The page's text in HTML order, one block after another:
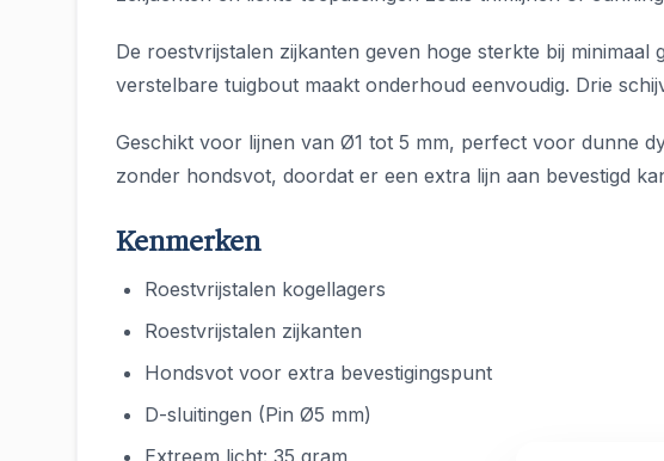
De roestvrijstalen zijkanten geven hoge sterkte bij
verstelbare tuigbout maakt onderhoud eenvoudig. Drie
Geschikt voor lijnen van Ø1 tot 5 mm, perfect voor dunne
zonder hondsvot, doordat er een extra lijn aan bevestigd
Kenmerken
Roestvrijstalen kogellagers
Roestvrijstalen zijkanten
Hondsvot voor extra bevestigingspunt
D-sluitingen (Pin Ø5 mm)
Extreem licht: 35 gram